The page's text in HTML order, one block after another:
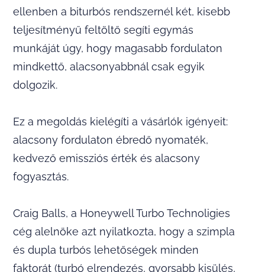
ellenben a biturbós rendszernél két, kisebb
teljesítményű feltöltő segíti egymás
munkáját úgy, hogy magasabb fordulaton
mindkettő, alacsonyabbnál csak egyik
dolgozik.
Ez a megoldás kielégíti a vásárlók igényeit:
alacsony fordulaton ébredő nyomaték,
kedvező emissziós érték és alacsony
fogyasztás.
Craig Balls, a Honeywell Turbo Technoligies
cég alelnöke azt nyilatkozta, hogy a szimpla
és dupla turbós lehetőségek minden
faktorát (turbó elrendezés, gyorsabb kisülés,